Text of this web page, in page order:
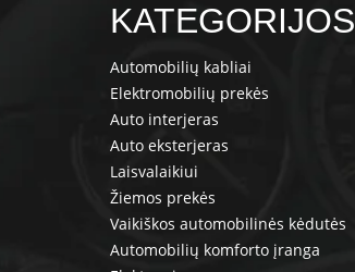
KATEGORIJOS
Automobilių kabliai
Elektromobilių prekės
Auto interjeras
Auto eksterjeras
Laisvalaikiui
Žiemos prekės
Vaikiškos automobilinės kėdutės
Automobilių komforto įranga